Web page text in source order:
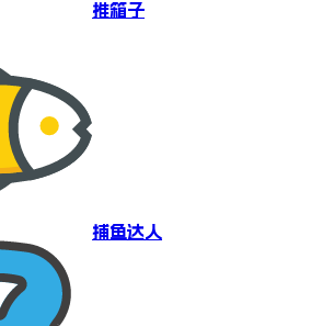
推箱子
捕鱼达人